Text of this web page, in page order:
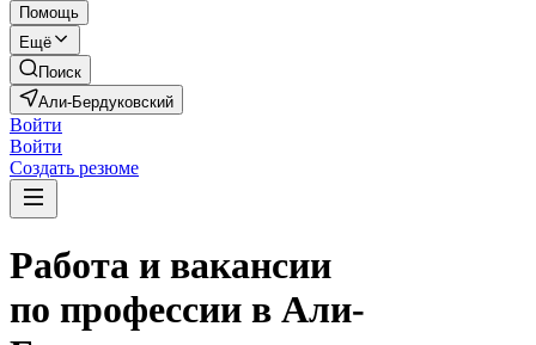
Помощь
Ещё
Поиск
Али-Бердуковский
Войти
Войти
Создать резюме
Работа и вакансии
по профессии в Али-